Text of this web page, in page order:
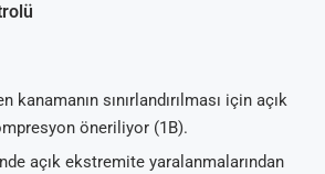
kanamanın sınırlandırılması için açık
öneriliyor (1B).
açık ekstremite yaralanmalarından